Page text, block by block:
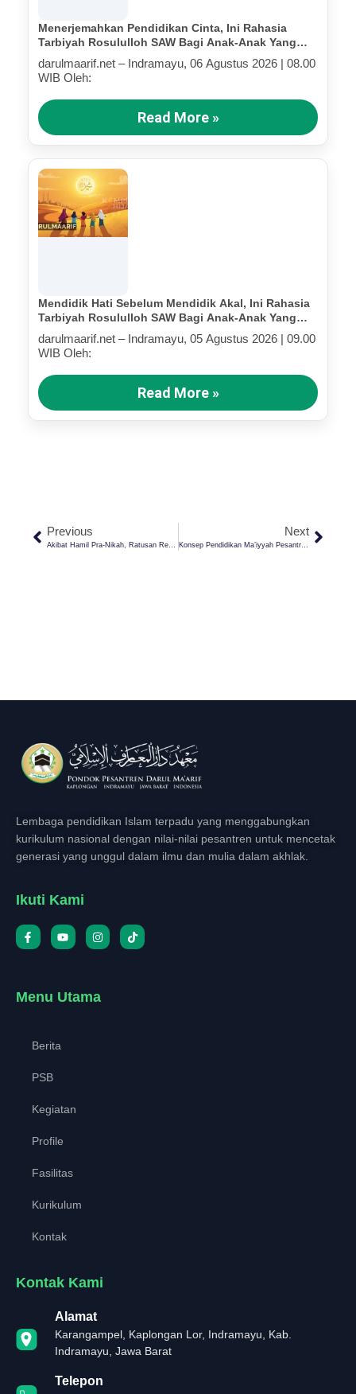
Menerjemahkan Pendidikan Cinta, Ini Rahasia
Tarbiyah Rosululloh SAW Bagi Anak-Anak Yang
Terluka (Bagian IV)
darulmaarif.net – Indramayu, 06 Agustus 2026 | 08.00
WIB Oleh:
Read More »
Mendidik Hati Sebelum Mendidik Akal, Ini Rahasia
Tarbiyah Rosululloh SAW Bagi Anak-Anak Yang
Terluka (Bagian III)
darulmaarif.net – Indramayu, 05 Agustus 2026 | 09.00
WIB Oleh:
Read More »
Previous
Akibat Hamil Pra-Nikah, Ratusan Remaja Ponorogo Ajukan Pernikahan Dini! Bagaimana Islam Memandang Hal Ini?
Next
Konsep Pendidikan Ma’iyyah Pesantren Bukan Tempat Pembuangan Anak, Justru Ini…
Lembaga pendidikan Islam terpadu yang menggabungkan
kurikulum nasional dengan nilai-nilai pesantren untuk mencetak
generasi yang unggul dalam ilmu dan mulia dalam akhlak.
Ikuti Kami
Menu Utama
Berita
PSB
Kegiatan
Profile
Fasilitas
Kurikulum
Kontak
Kontak Kami
Alamat
Karangampel, Kaplongan Lor, Indramayu, Kab.
Indramayu, Jawa Barat
Telepon